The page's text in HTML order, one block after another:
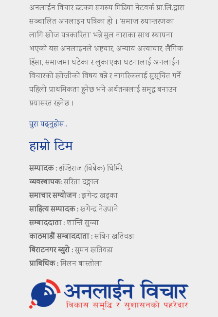
अनलाईन विचार डटकम समरुप मिडिया नेटवर्क प्रा.लि.द्वारा
सञ्चालित अनलाइन पत्रिका हो । ‘समाज रुपान्तरणका
लागि खोज पत्रकारिता’ भन्ने मुल नाराका साथ स्थापना
भएको यस अनलाइनले भ्रष्टचार, अन्याय अत्याचार, लैंगिक
हिंसा, समाजमा घटेका र लुकाएका घटनालाई अनलाईन
विचारको खोजीको विषय बन्ने र नागरिकलाई सुसूचित गर्ने
पहिलो प्राथमिकता हुनेछ भने अर्थतन्त्रलाई समृद्ध बनाउन
प्रयासरत रहनेछ ।
पुरा पढ्नुहोस..
हाम्रो टिम
सम्पादक :डण्डिराज (बिबेक) घिमिरे
व्यवस्थापक:सरिता दङ्गाल
समाचार सम्योजन :झगेन्द्र खड्का
साहित्य सम्पादक :खगेन्द्र नेउपाने
सम्बाददाता :शान्ति सुब्बा
काठमाडौं सम्बाददाता :सबिन खतिवडा
बिराटनगर ब्युरो :सुमन खतिवडा
प्राबिधिक :मिलन बास्तोला